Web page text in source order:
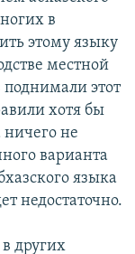
в
этому языку
местной
этот
хотя бы
ничего не
варианта
языка
недостаточно.
в других